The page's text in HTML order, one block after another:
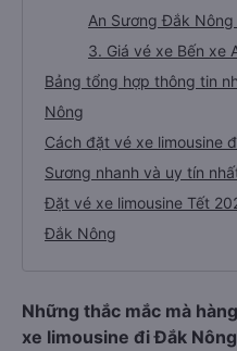
An Sương Đắk Nông
3. Giá vé xe Bến xe
Bảng tổng hợp thông tin
Nông
Cách đặt vé xe limousine
Sương nhanh và uy tín
Đặt vé xe limousine Tết
Đắk Nông
Những thắc mắc mà
xe limousine đi Đắk